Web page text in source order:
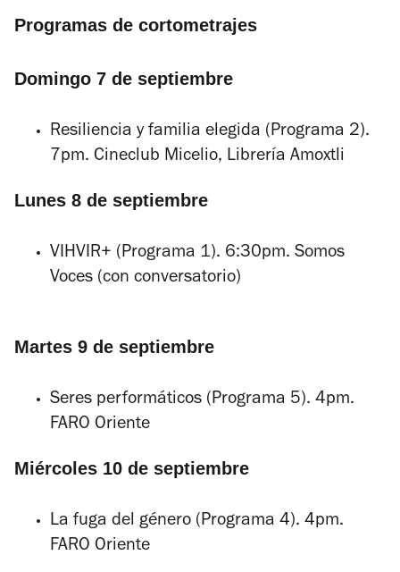
Programas de cortometrajes
Domingo 7 de septiembre
Resiliencia y familia elegida (Programa 2).
7pm. Cineclub Micelio, Librería Amoxtli
Lunes 8 de septiembre
VIHVIR+ (Programa 1). 6:30pm. Somos
Voces (con conversatorio)
Martes 9 de septiembre
Seres performáticos (Programa 5). 4pm.
FARO Oriente
Miércoles 10 de septiembre
La fuga del género (Programa 4). 4pm.
FARO Oriente